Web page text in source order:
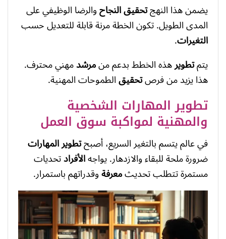
يضمن هذا النهجتحقيقالنجاحوالرضا الوظيفي على
المدى الطويل. تكون الخطة مرنة قابلة للتعديل حسب
التغيرات.
يتمتطويرهذه الخطط بدعم منمرشدمهني محترف.
هذا يزيد من فرصتحقيقالطموحات المهنية.
تطوير المهارات الشخصية
والمهنية لمواكبة سوق العمل
في عالم يتسم بالتغير السريع، أصبحتطوير المهارات
ضرورة ملحة للبقاء والازدهار. يواجهالأفرادتحديات
مستمرة تتطلب تحديثمعرفةوقدراتهم باستمرار.